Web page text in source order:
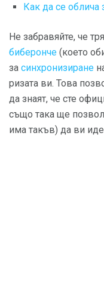
Как да се облича
Не забравяйте, че
биберонче (което
за синхронизиране
ризата ви. Това
да знаят, че сте
също така ще
има такъв) да ви